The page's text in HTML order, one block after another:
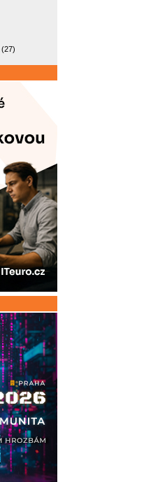
(27)